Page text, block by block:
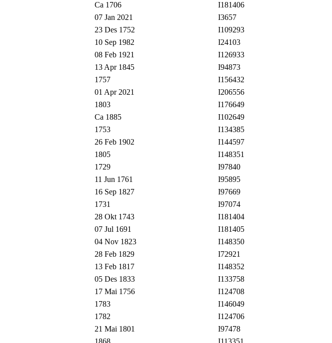
Ca 1706
I181406
07 Jan 2021
I3657
23 Des 1752
I109293
10 Sep 1982
I24103
08 Feb 1921
I126933
13 Apr 1845
I94873
1757
I156432
01 Apr 2021
I206556
1803
I176649
Ca 1885
I102649
1753
I134385
26 Feb 1902
I144597
1805
I148351
1729
I97840
11 Jun 1761
I95895
16 Sep 1827
I97669
1731
I97074
28 Okt 1743
I181404
07 Jul 1691
I181405
04 Nov 1823
I148350
28 Feb 1829
I72921
13 Feb 1817
I148352
05 Des 1833
I133758
17 Mai 1756
I124708
1783
I146049
1782
I124706
21 Mai 1801
I97478